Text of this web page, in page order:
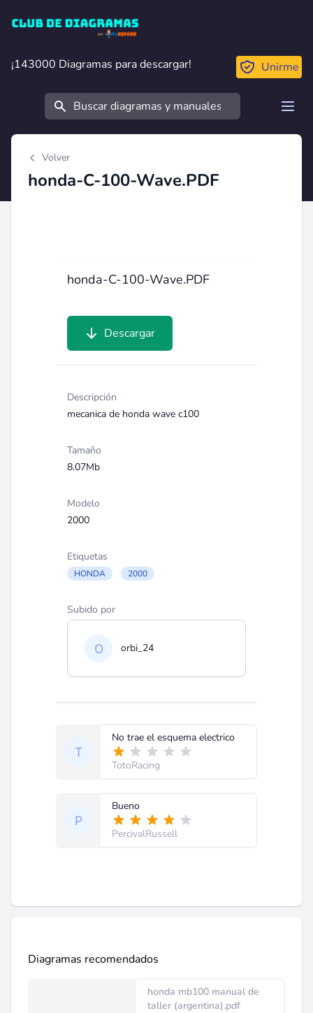
Club de Diagramas
¡143000 Diagramas para descargar!
¡143000 Diagramas para descargar! Unirme
Buscar
Volver
honda-C-100-Wave.PDF
honda-C-100-Wave.PDF
Descargar
Descripción
mecanica de honda wave c100
Tamaño
8.07Mb
Modelo
2000
Etiquetas
HONDA 2000
Subido por
orbi_24
No trae el esquema electrico
TotoRacing
Bueno
PercivalRussell
Diagramas recomendados
honda mb100 manual de
taller (argentina).pdf